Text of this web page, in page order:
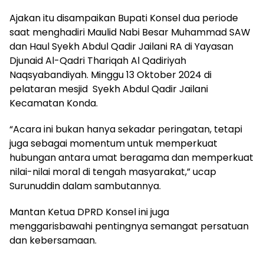
Ajakan itu disampaikan Bupati Konsel dua periode
saat menghadiri Maulid Nabi Besar Muhammad SAW
dan Haul Syekh Abdul Qadir Jailani RA di Yayasan
Djunaid Al-Qadri Thariqah Al Qadiriyah
Naqsyabandiyah. Minggu 13 Oktober 2024 di
pelataran mesjid Syekh Abdul Qadir Jailani
Kecamatan Konda.
“Acara ini bukan hanya sekadar peringatan, tetapi
juga sebagai momentum untuk memperkuat
hubungan antara umat beragama dan memperkuat
nilai-nilai moral di tengah masyarakat,” ucap
Surunuddin dalam sambutannya.
Mantan Ketua DPRD Konsel ini juga
menggarisbawahi pentingnya semangat persatuan
dan kebersamaan.